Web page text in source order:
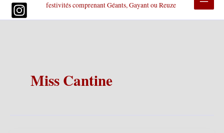
festivités comprenant Géants, Gayant ou Reuze
Miss Cantine